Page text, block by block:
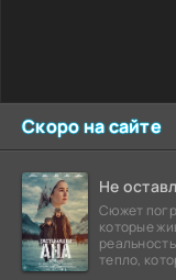
Скоро на сайте
Не
Сюжет
которые
тепло,